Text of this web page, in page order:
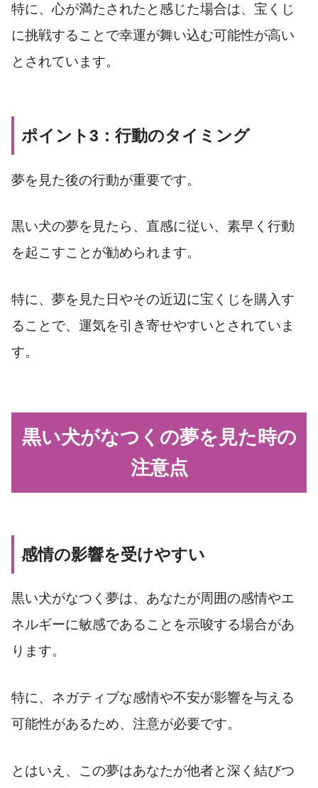
特に、心が満たされたと感じた場合は、宝くじ
に挑戦することで幸運が舞い込む可能性が高い
とされています。
ポイント3：行動のタイミング
夢を見た後の行動が重要です。
黒い犬の夢を見たら、直感に従い、素早く行動
を起こすことが勧められます。
特に、夢を見た日やその近辺に宝くじを購入す
ることで、運気を引き寄せやすいとされていま
す。
黒い犬がなつくの夢を見た時の
注意点
感情の影響を受けやすい
黒い犬がなつく夢は、あなたが周囲の感情やエ
ネルギーに敏感であることを示唆する場合があ
ります。
特に、ネガティブな感情や不安が影響を与える
可能性があるため、注意が必要です。
とはいえ、この夢はあなたが他者と深く結びつ